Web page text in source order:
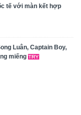
tế với màn kết hợp
Luân, Captain Boy,
miếng